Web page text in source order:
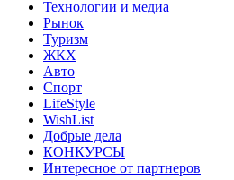
Технологии и медиа
Рынок
Туризм
ЖКХ
Авто
Спорт
LifeStyle
WishList
Добрые дела
КОНКУРСЫ
Интересное от партнеров